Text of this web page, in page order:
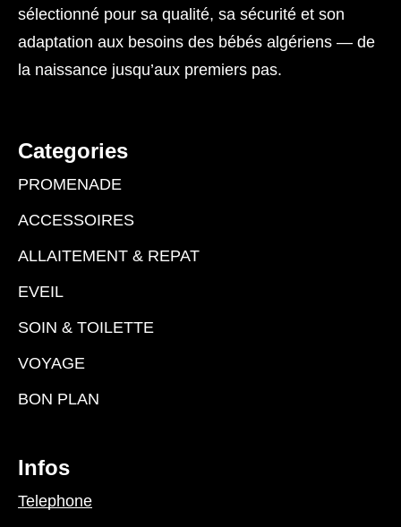
sélectionné pour sa qualité, sa sécurité et son
adaptation aux besoins des bébés algériens — de
la naissance jusqu’aux premiers pas.
Categories
PROMENADE
ACCESSOIRES
ALLAITEMENT & REPAT
EVEIL
SOIN & TOILETTE
VOYAGE
BON PLAN
Infos
Telephone